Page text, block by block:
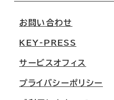
移転スケジュール
オフィス移転Q&A
大阪
名古屋
札幌
お問い合わせ
KEY-PRESS
サービスオフィス
プライバシーポリシー